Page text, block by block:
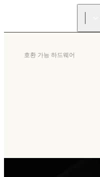
호환 가능 하드웨어